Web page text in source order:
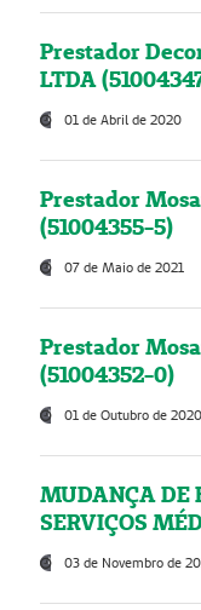
Prestador
LTDA
01 de Abril de 2020
Prestador
(51004355-5)
07 de Maio de 2021
Prestador
(51004352-0)
01 de Outubro de 2020
MUDANÇA DE
SERVIÇOS
03 de Novembro de